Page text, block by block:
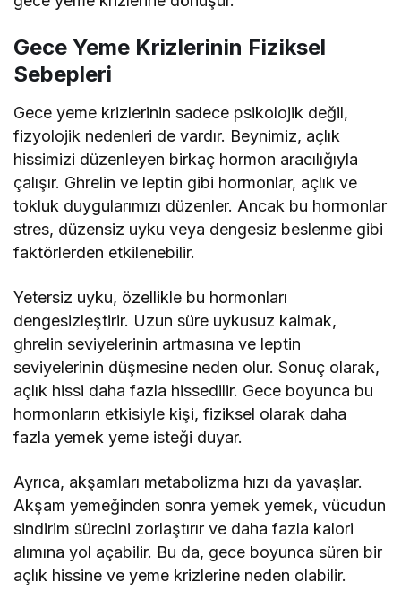
Gece Yeme Krizlerinin Fiziksel
Sebepleri
Gece yeme krizlerinin sadece psikolojik değil,
fizyolojik nedenleri de vardır. Beynimiz, açlık
hissimizi düzenleyen birkaç hormon aracılığıyla
çalışır. Ghrelin ve leptin gibi hormonlar, açlık ve
tokluk duygularımızı düzenler. Ancak bu hormonlar
stres, düzensiz uyku veya dengesiz beslenme gibi
faktörlerden etkilenebilir.
Yetersiz uyku, özellikle bu hormonları
dengesizleştirir. Uzun süre uykusuz kalmak,
ghrelin seviyelerinin artmasına ve leptin
seviyelerinin düşmesine neden olur. Sonuç olarak,
açlık hissi daha fazla hissedilir. Gece boyunca bu
hormonların etkisiyle kişi, fiziksel olarak daha
fazla yemek yeme isteği duyar.
Ayrıca, akşamları metabolizma hızı da yavaşlar.
Akşam yemeğinden sonra yemek yemek, vücudun
sindirim sürecini zorlaştırır ve daha fazla kalori
alımına yol açabilir. Bu da, gece boyunca süren bir
açlık hissine ve yeme krizlerine neden olabilir.